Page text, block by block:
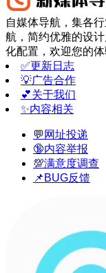
自媒体导航，集各
航，简约优雅的设
化配置，欢迎您的体
✅更新日志
💡广告合作
💕关于我们
✨内容相关
💬网址投递
🔞内容举报
💯满意度调查
📌BUG反馈